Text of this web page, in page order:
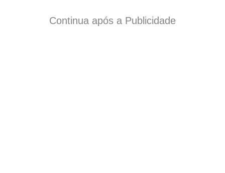
Continua após a Publicidade